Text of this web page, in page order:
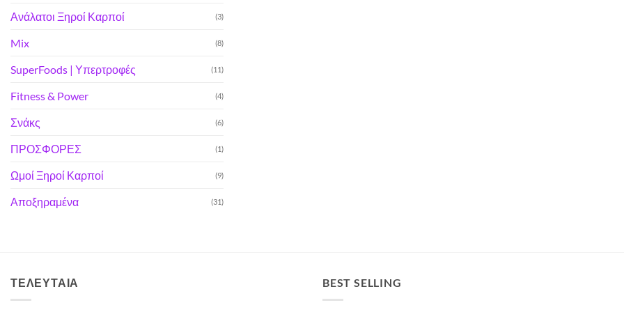
Ανάλατοι Ξηροί Καρποί (3)
Mix (8)
SuperFoods | Υπερτροφές (11)
Fitness & Power (4)
Σνάκς (6)
ΠΡΟΣΦΟΡΕΣ (1)
Ωμοί Ξηροί Καρποί (9)
Αποξηραμένα (31)
ΤΕΛΕΥΤΑΊΑ BEST SELLING